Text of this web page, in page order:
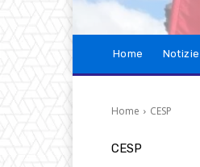
Home Notizie
Home CESP
CESP